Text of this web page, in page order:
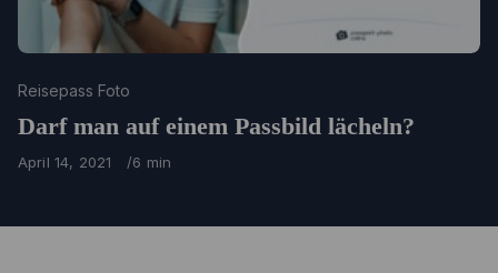
Category
Reisepass Foto
Darf man auf einem Passbild lächeln?
Published
April 14, 2021 6 min